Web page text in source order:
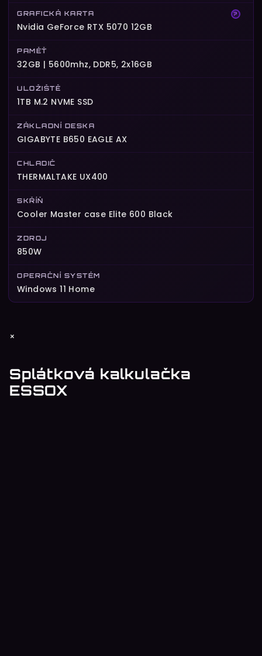
?
GRAFICKÁ KARTA
Nvidia GeForce RTX 5070 12GB
PAMĚŤ
32GB | 5600mhz, DDR5, 2x16GB
ULOŽIŠTĚ
1TB M.2 NVME SSD
ZÁKLADNÍ DESKA
GIGABYTE B650 EAGLE AX
CHLADIČ
THERMALTAKE UX400
SKŘÍŇ
Cooler Master case Elite 600 Black
ZDROJ
850W
OPERAČNÍ SYSTÉM
Windows 11 Home
Z×
Splátková kalkulačka
ESSOX